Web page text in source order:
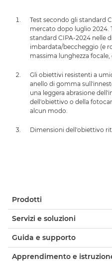
Test secondo gli standard
mercato dopo luglio 2024.
standard CIPA-2024 nelle
imbardata/beccheggio (e
massima lunghezza
Gli obiettivi resistenti a
anello di gomma
una leggera abrasione
dell'obiettivo o della
alcun modo.
Dimensioni dell'obiettivo
Prodotti
Servizi e soluzioni
Guida e supporto
Apprendimento e